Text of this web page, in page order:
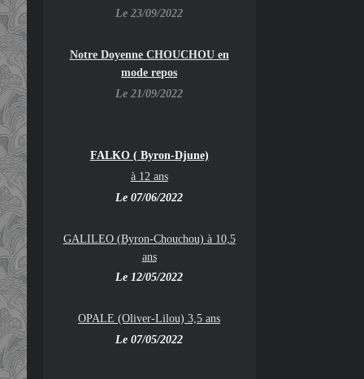
Le 23/09/2022
Notre Doyenne CHOUCHOU en
mode repos
Le 21/09/2022
FALKO ( Byron-Djune)
à 12 ans
Le 07/06/2022
GALILEO (Byron-Chouchou) à 10,5
ans
Le 12/05/2022
OPALE (Oliver-Lilou) 3,5 ans
Le 07/05/2022